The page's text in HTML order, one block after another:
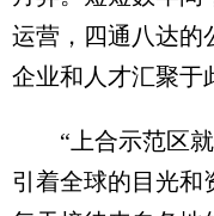
运营，四通八达的
企业和人才汇聚于
“上合示范区就
引着全球的目光和